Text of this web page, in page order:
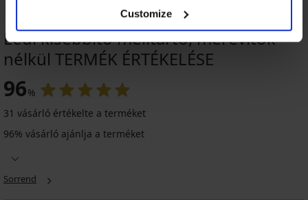
Customize
Supima
női
Estee
ruha
17 990
Blael
bugyi
Ledi kisebbítő melltartó, merevítők
nélkül TERMÉK ÉRTÉKELÉSE
96%
31 vásárló értékelte a terméket
96% vásárló ajánlja a terméket
Sorrend